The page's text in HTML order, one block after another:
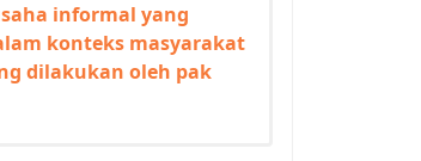
informal yang
konteks masyarakat
dilakukan oleh pak